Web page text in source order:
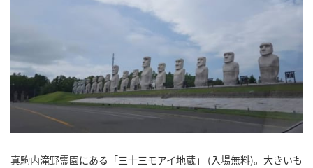
真駒内滝野霊園にある「三十三モアイ地蔵」 (入場無料)。大きいも